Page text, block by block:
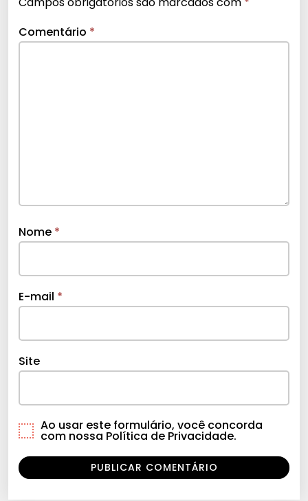
Comentário *
Nome *
E-mail *
Site
Ao usar este formulário, você concorda
com nossa Política de Privacidade.